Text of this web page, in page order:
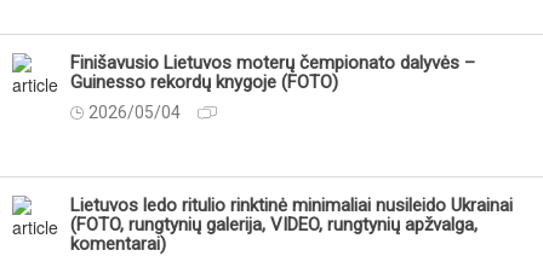
Finišavusio Lietuvos moterų čempionato dalyvės –
Guinesso rekordų knygoje (FOTO)
2026/05/04
Lietuvos ledo ritulio rinktinė minimaliai nusileido Ukrainai
(FOTO, rungtynių galerija, VIDEO, rungtynių apžvalga,
komentarai)